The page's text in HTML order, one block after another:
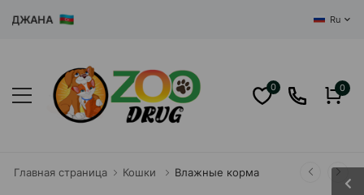
Ru
0 0
Главная страница Кошки Влажные корма